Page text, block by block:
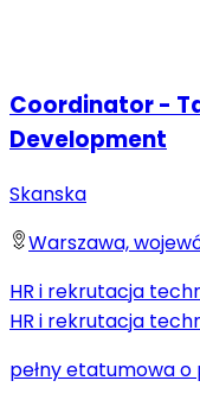
Coordinator -
Development
Skanska
Warszawa,
HR i rekrutacja
HR i rekrutacja
pełny etatumowa o